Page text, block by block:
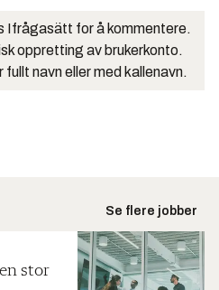
Ifrågasätt for å kommentere.
oppretting av brukerkonto.
fullt navn eller med kallenavn.
Se flere jobber
stor